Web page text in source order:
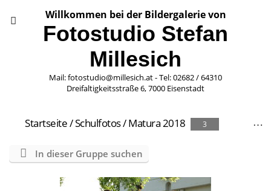
Willkommen bei der Bildergalerie von
Fotostudio Stefan
Millesich
Mail: fotostudio@millesich.at - Tel: 02682 / 64310
Dreifaltigkeitsstraße 6, 7000 Eisenstadt
Startseite/Schulfotos/Matura 2018 3
In dieser Gruppe suchen